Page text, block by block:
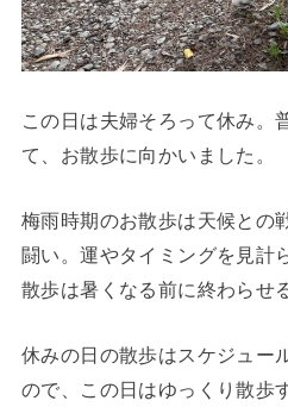
この日は夫婦そろって休み。
て、お散歩に向かいました。
梅雨時期のお散歩は天候との
闘い。運やタイミングを見計
散歩は暑くなる前に終わらせ
休みの日の散歩はスケジュー
ので、この日はゆっくり散歩